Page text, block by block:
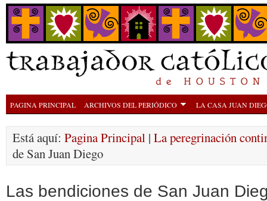
PAGINA PRINCIPAL ARCHIVOS DEL PERIÓDICO LA CASA JUAN
Está aquí: Pagina Principal | La peregrinación
de San Juan Diego
Las bendiciones de San Juan